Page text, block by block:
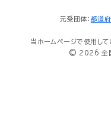
元受団体： 都道
当ホームページで使用し
© 2026 全国